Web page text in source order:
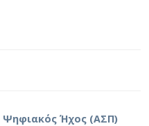
Ψηφιακός Ήχος (ΑΣΠ)